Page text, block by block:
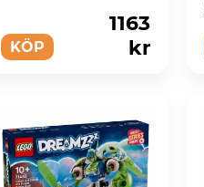
kreativitet och dr...
KÖP
1163
kr